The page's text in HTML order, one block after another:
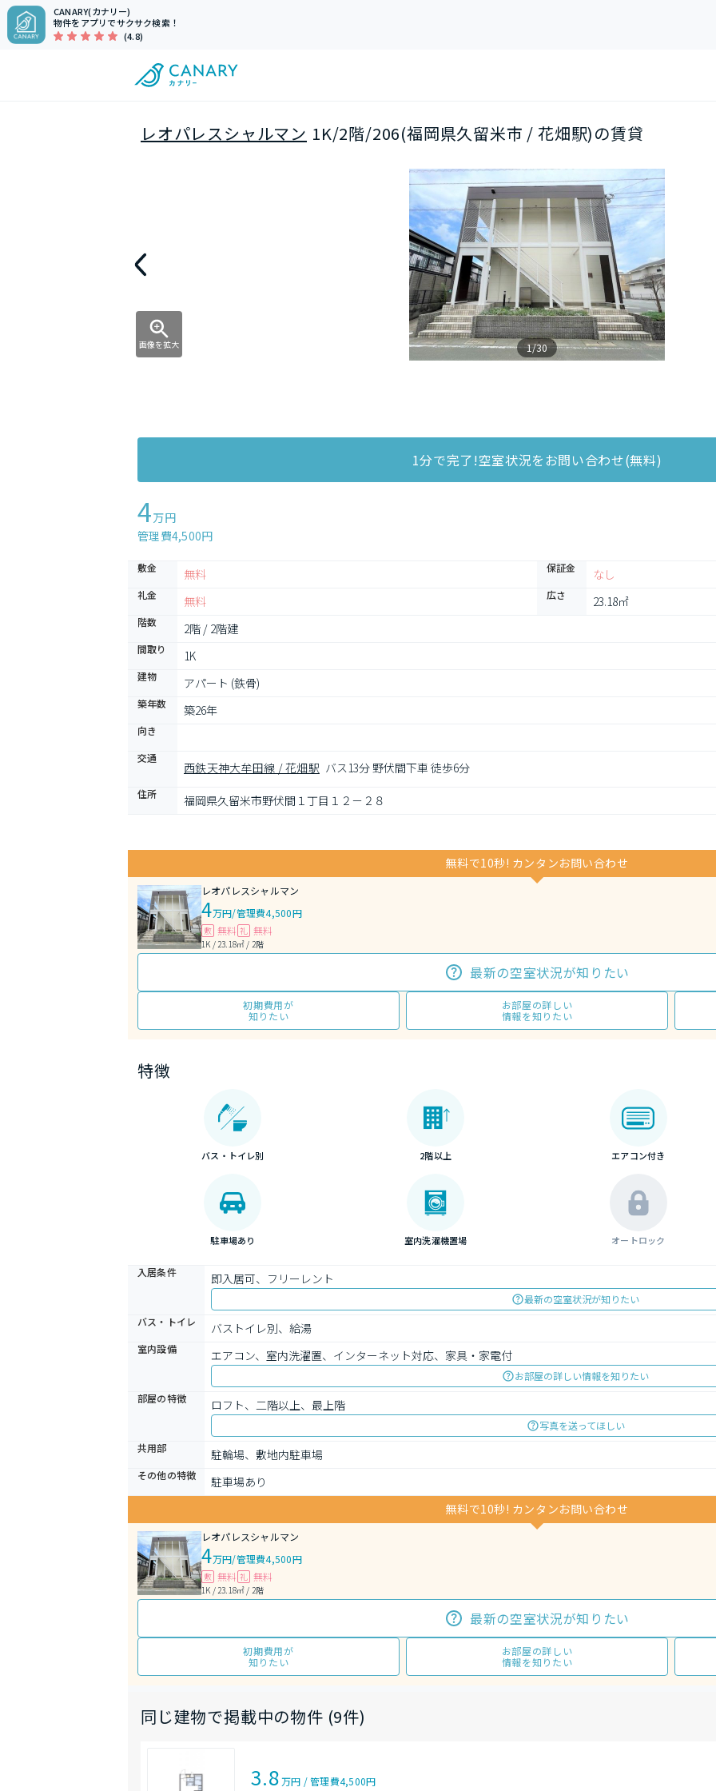
CANARY(カナリー)
物件をアプリでサクサク検索！
(4.8)
レオパレスシャルマン 1K/2階/206(福岡県久留米市 / 花畑駅)の賃貸
画像を拡大 1/30
1分で完了!空室状況をお問い合わせ(無料)
4万円
管理費4,500円
敷金 無料 保証金 なし
礼金 無料 広さ 23.18㎡
階数 2階 / 2階建
間取り 1K
建物 アパート (鉄骨)
築年数 築26年
向き
交通
西鉄天神大牟田線 / 花畑駅 バス13分 野伏間下車 徒歩6分
住所 福岡県久留米市野伏間１丁目１２－２８
無料で10秒! カンタンお問い合わせ
レオパレスシャルマン
4万円/管理費4,500円
敷 無料 礼 無料
1K / 23.18㎡ / 2階
最新の空室状況が知りたい
初期費用が
知りたい
お部屋の詳しい
情報を知りたい
特徴
バス・トイレ別 2階以上 エアコン付き
駐車場あり 室内洗濯機置場 オートロック
入居条件 即入居可、フリーレント
最新の空室状況が知りたい
バス・トイレ
バストイレ別、給湯
室内設備 エアコン、室内洗濯置、インターネット対応、家具・家電付
お部屋の詳しい情報を知りたい
部屋の特徴
ロフト、二階以上、最上階
写真を送ってほしい
共用部
駐輪場、敷地内駐車場
その他の特徴
駐車場あり
無料で10秒! カンタンお問い合わせ
レオパレスシャルマン
4万円/管理費4,500円
敷 無料 礼 無料
1K / 23.18㎡ / 2階
最新の空室状況が知りたい
初期費用が
知りたい
お部屋の詳しい
情報を知りたい
同じ建物で掲載中の物件 (9件)
3.8万円 /管理費4,500円